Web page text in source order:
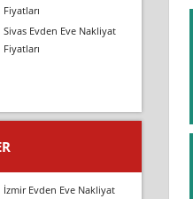
Fiyatları
Sivas Evden Eve Nakliyat
Fiyatları
İzmir Evden Eve Nakliyat